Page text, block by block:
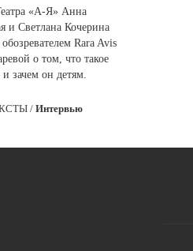
«А-Я» Анна
и Светлана Кочерина
Rara Avis
о том, что такое
и зачем он детям.
/Интервью